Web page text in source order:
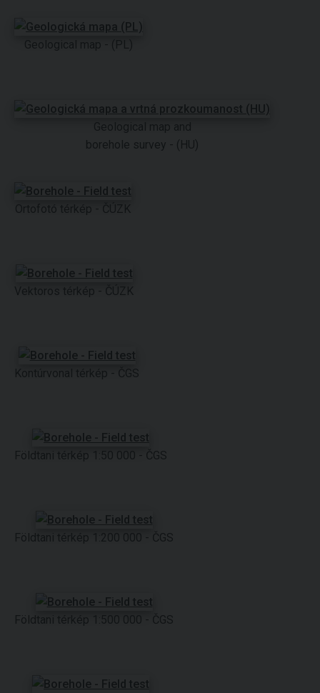
Geological map - (PL)
Geological map and
borehole survey - (HU)
Ortofotó térkép - ČÚZK
Vektoros térkép - ČÚZK
Kontúrvonal térkép - ČGS
Földtani térkép 1:50 000 - ČGS
Földtani térkép 1:200 000 - ČGS
Földtani térkép 1:500 000 - ČGS